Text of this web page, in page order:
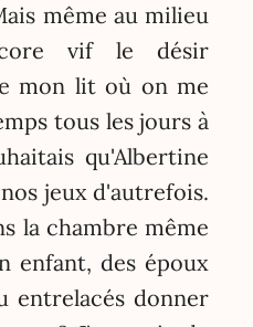
même au milieu
vif le désir
mon lit où on me
tous les jours à
qu'Albertine
jeux d'autrefois.
la chambre même
enfant, des époux
entrelacés donner